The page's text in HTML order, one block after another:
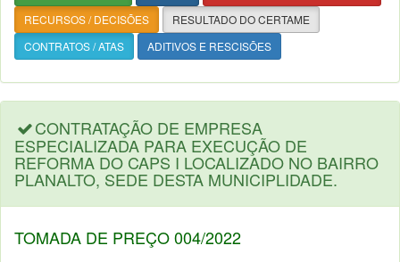
RECURSOS / DECISÕES
RESULTADO DO CERTAME
CONTRATOS / ATAS
ADITIVOS E RESCISÕES
CONTRATAÇÃO DE EMPRESA
ESPECIALIZADA PARA EXECUÇÃO DE
REFORMA DO CAPS I LOCALIZADO NO BAIRRO
PLANALTO, SEDE DESTA MUNICIPLIDADE.
TOMADA DE PREÇO 004/2022